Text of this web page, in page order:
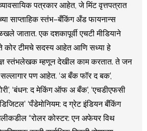
पत्रकार आहेत, जे मिंट वृत्तपत्रात
साप्ताहिक स्तंभ–बँकिंग अँड फायनान्स
जातात. एक दशकापूर्वी एचटी मीडियाने
कोर टीमचे सदस्य आहेत आणि सध्या हे
स्तंभलेखक म्हणून देखील काम करतात. ते जन
पण आहेत. ‘अ बँक फॉर द बक’,
‘बंधन: द मेकिंग ऑफ अ बँक’, ‘एचडीएफसी
‘पँडेमोनियम: द ग्रेट इंडियन बँकिंग
“रोलर कोस्टर: एन अफेयर विथ